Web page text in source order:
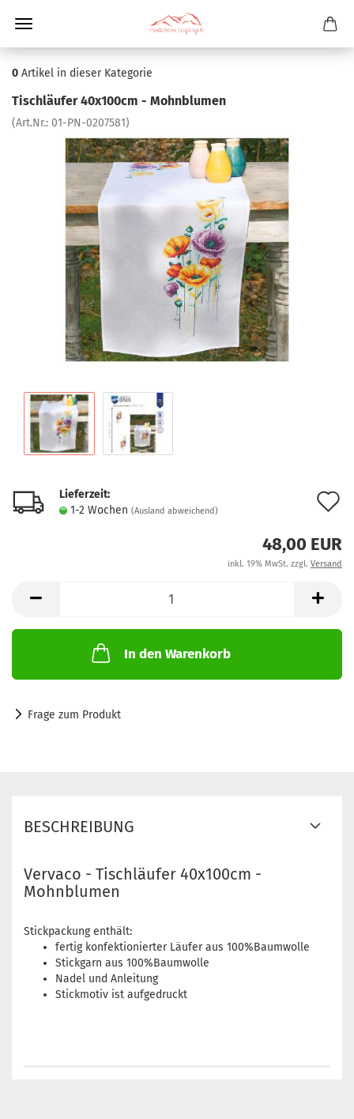
0 Artikel in dieser Kategorie
Tischläufer 40x100cm - Mohnblumen
(Art.Nr.: 01-PN-0207581)
Lieferzeit:
1-2 Wochen (Ausland abweichend)
48,00 EUR
inkl. 19% MwSt. zzgl. Versand
In den Warenkorb
Frage zum Produkt
BESCHREIBUNG
Vervaco - Tischläufer 40x100cm -
Mohnblumen
Stickpackung enthält:
fertig konfektionierter Läufer aus 100%Baumwolle
Stickgarn aus 100%Baumwolle
Nadel und Anleitung
Stickmotiv ist aufgedruckt